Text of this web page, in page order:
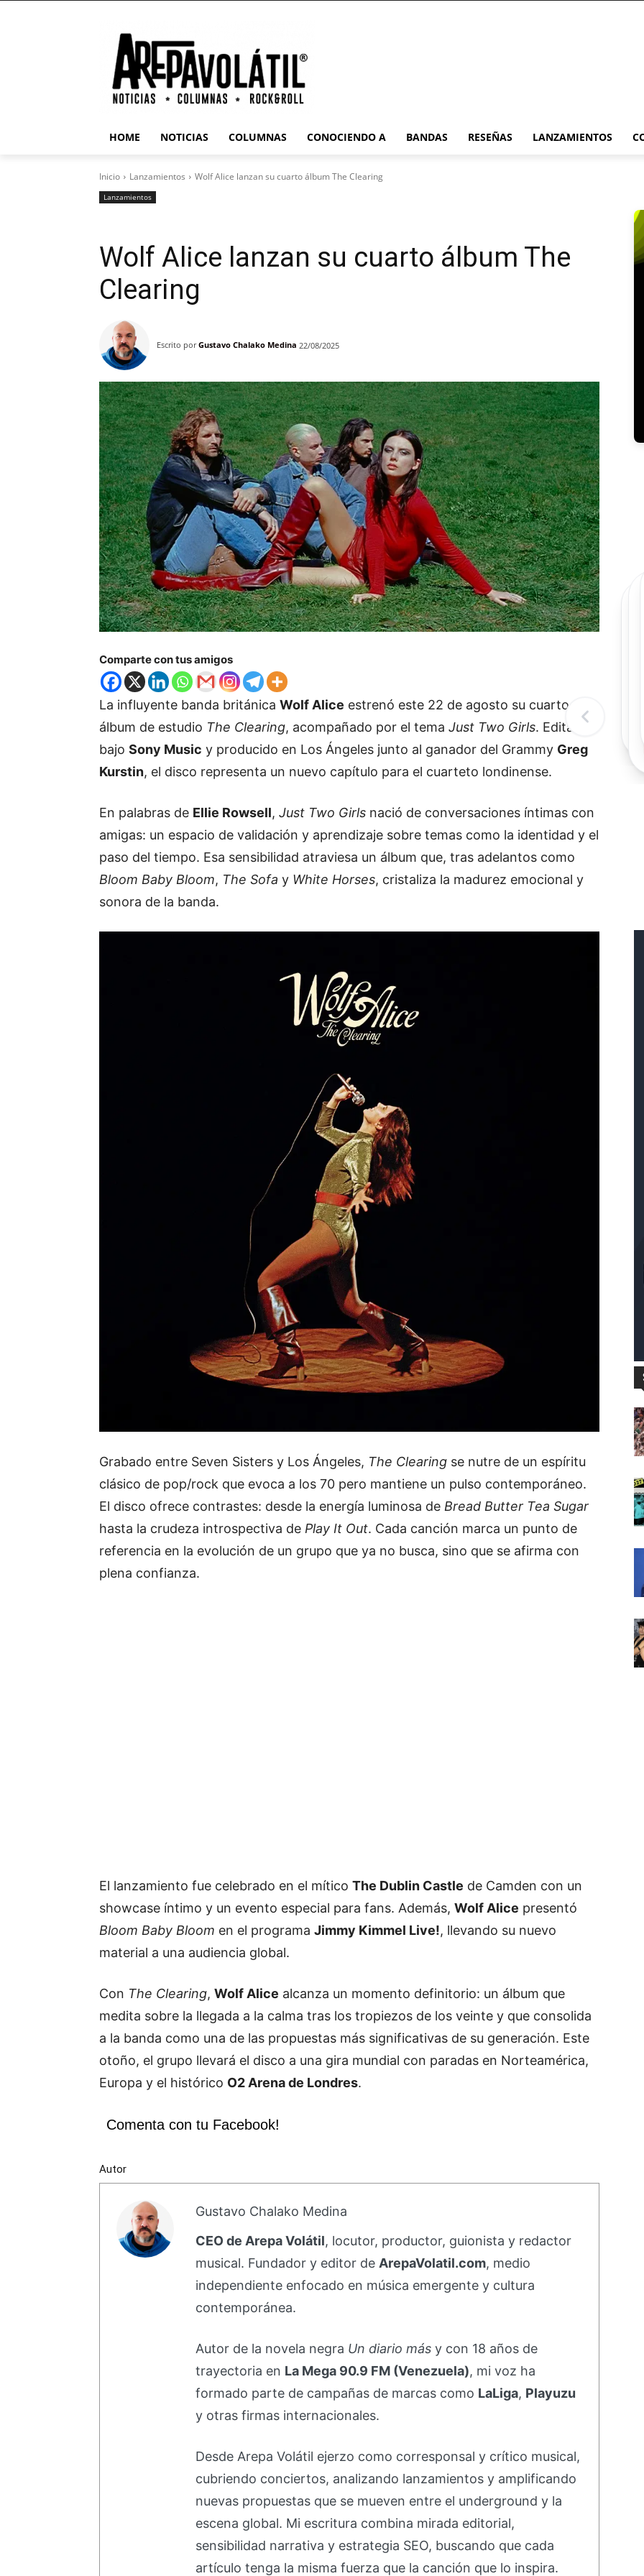
HOME NOTICIAS COLUMNAS CONOCIENDO A BANDAS RESEÑAS LANZAMIENTOS
Inicio Lanzamientos Wolf Alice lanzan su cuarto álbum The Clearing
Lanzamientos
Wolf Alice lanzan su cuarto álbum The
Clearing
Escrito por Gustavo Chalako Medina 22/08/2025
Comparte con tus amigos
La influyente banda británica Wolf Alice estrenó este 22 de agosto su cuarto
álbum de estudio The Clearing, acompañado por el tema Just Two Girls. Editado
bajo Sony Music y producido en Los Ángeles junto al ganador del Grammy Greg
Kurstin, el disco representa un nuevo capítulo para el cuarteto londinense.
En palabras de Ellie Rowsell, Just Two Girls nació de conversaciones íntimas con
amigas: un espacio de validación y aprendizaje sobre temas como la identidad y el
paso del tiempo. Esa sensibilidad atraviesa un álbum que, tras adelantos como
Bloom Baby Bloom, The Sofa y White Horses, cristaliza la madurez emocional y
sonora de la banda.
Grabado entre Seven Sisters y Los Ángeles, The Clearing se nutre de un espíritu
clásico de pop/rock que evoca a los 70 pero mantiene un pulso contemporáneo.
El disco ofrece contrastes: desde la energía luminosa de Bread Butter Tea Sugar
hasta la crudeza introspectiva de Play It Out. Cada canción marca un punto de
referencia en la evolución de un grupo que ya no busca, sino que se afirma con
plena confianza.
El lanzamiento fue celebrado en el mítico The Dublin Castle de Camden con un
showcase íntimo y un evento especial para fans. Además, Wolf Alice presentó
Bloom Baby Bloom en el programa Jimmy Kimmel Live!, llevando su nuevo
material a una audiencia global.
Con The Clearing, Wolf Alice alcanza un momento definitorio: un álbum que
medita sobre la llegada a la calma tras los tropiezos de los veinte y que consolida
a la banda como una de las propuestas más significativas de su generación. Este
otoño, el grupo llevará el disco a una gira mundial con paradas en Norteamérica,
Europa y el histórico O2 Arena de Londres.
Comenta con tu Facebook!
Autor
Gustavo Chalako Medina
CEO de Arepa Volátil, locutor, productor, guionista y redactor
musical. Fundador y editor de ArepaVolatil.com, medio
independiente enfocado en música emergente y cultura
contemporánea.
Autor de la novela negra Un diario másy con 18 años de
trayectoria en La Mega 90.9 FM (Venezuela), mi voz ha
formado parte de campañas de marcas como LaLiga, Playuzu
y otras firmas internacionales.
Desde Arepa Volátil ejerzo como corresponsal y crítico musical,
cubriendo conciertos, analizando lanzamientos y amplificando
nuevas propuestas que se mueven entre el underground y la
escena global. Mi escritura combina mirada editorial,
sensibilidad narrativa y estrategia SEO, buscando que cada
artículo tenga la misma fuerza que la canción que lo inspira.